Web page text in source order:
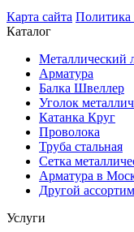
Карта сайта Политика
Каталог
Металлический
Арматура
Балка Швеллер
Уголок
Катанка Круг
Проволока
Труба стальная
Сетка
Арматура в
Другой
Услуги